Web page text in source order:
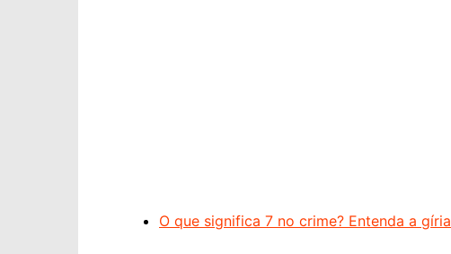
O que significa 7 no crime? Entenda a gíria